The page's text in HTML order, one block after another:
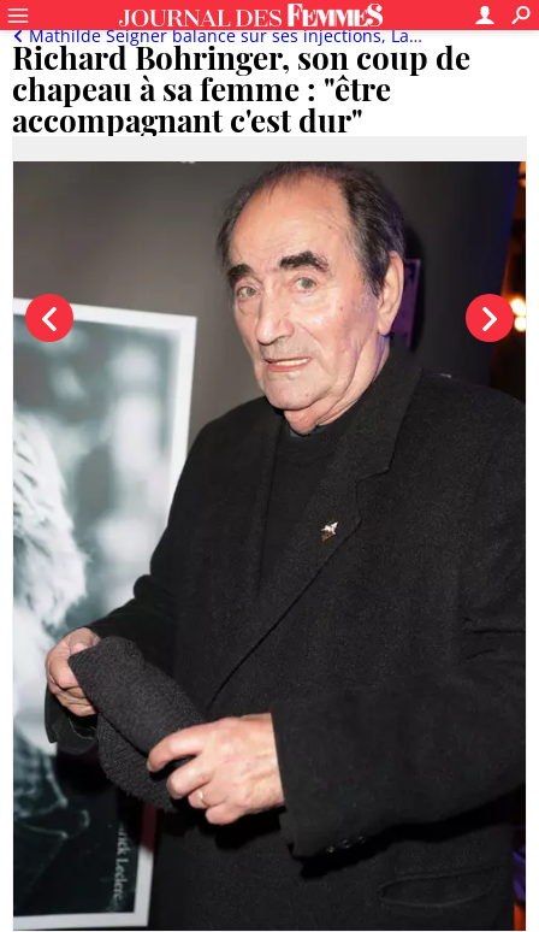
Richard Bohringer, son coup de
chapeau à sa femme : "être
accompagnant c'est dur"
Mathilde Seigner balance sur ses injections, Laeticia Hallyday dépitée...